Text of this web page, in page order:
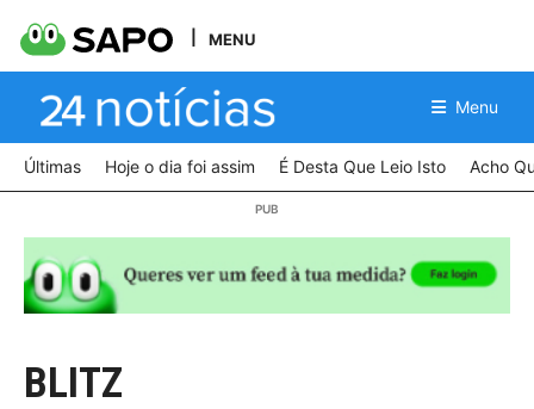
MENU
Menu
Últimas Hoje o dia foi assim É Desta Que Leio Isto Acho
BLITZ